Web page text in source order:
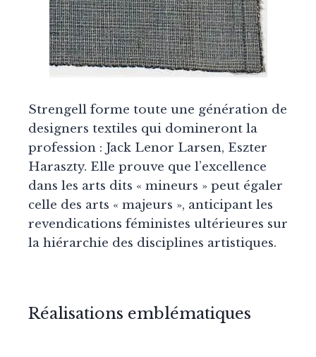
Strengell forme toute une génération de
designers textiles qui domineront la
profession : Jack Lenor Larsen, Eszter
Haraszty. Elle prouve que l’excellence
dans les arts dits « mineurs » peut égaler
celle des arts « majeurs », anticipant les
revendications féministes ultérieures sur
la hiérarchie des disciplines artistiques.
Réalisations emblématiques